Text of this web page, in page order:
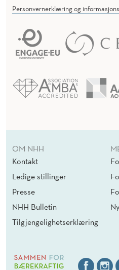
Personvernerklæring og
OM NHH
Kontakt
Ledige stillinger
Presse
NHH Bulletin
Tilgjengelighetserklæring